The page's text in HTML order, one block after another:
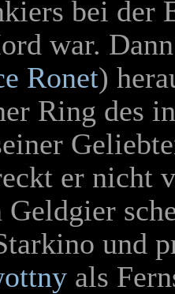
bei der
war.
Ronet)
Ring des
er nicht
Geldgier
und
als